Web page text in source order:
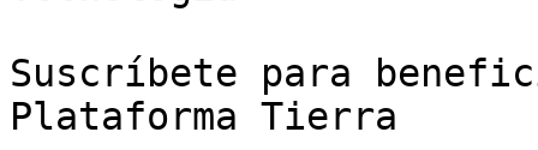
Suscríbete para
Plataforma Tierra